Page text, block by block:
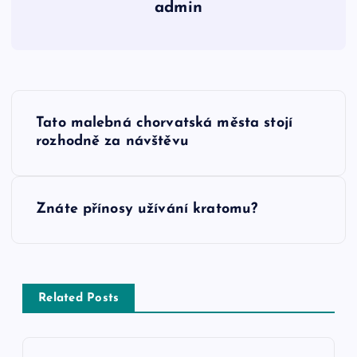
admin
NTato malebná chorvatská města stojí
rozhodně za návštěvu
Znáte přínosy užívání kratomu?
Related Posts